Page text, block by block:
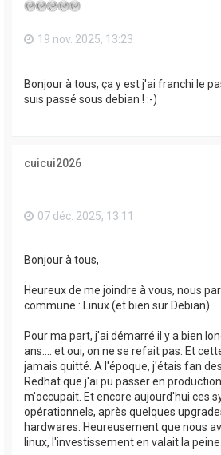
19 nov. 2025, 13:23
Bonjour à tous, ça y est j'ai franchi le
suis passé sous debian ! :-)
cuicui2026
07 déc. 2025, 13:11
Bonjour à tous,
Heureux de me joindre à vous, nous
commune : Linux (et bien sur Debian).
Pour ma part, j'ai démarré il y a bien
ans.... et oui, on ne se refait pas. Et
jamais quitté. A l'époque, j'étais fan
Redhat que j'ai pu passer en
m'occupait. Et encore aujourd'hui ces
opérationnels, après quelques
hardwares. Heureusement que nous
linux, l'investissement en valait la peine.